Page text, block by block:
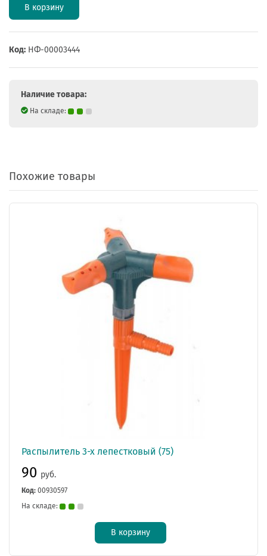
В корзину
Код: НФ-00003444
Наличие товара:
На складе:
Похожие товары
Распылитель 3-х лепестковый (75)
90 руб.
Код: 00930597
На складе:
В корзину